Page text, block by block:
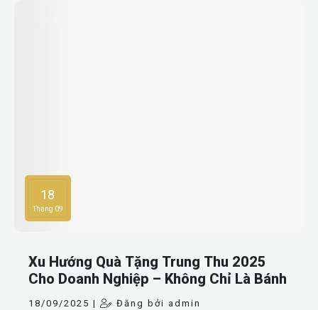
18
Tháng 09
Xu Hướng Quà Tặng Trung Thu 2025
Cho Doanh Nghiệp – Không Chỉ Là Bánh
18/09/2025 | Đăng bởi admin